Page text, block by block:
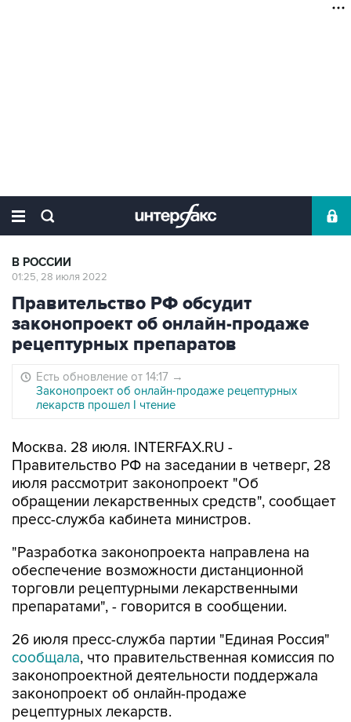
В РОССИИ
01:25, 28 июля 2022
Правительство РФ обсудит
законопроект об онлайн-продаже
рецептурных препаратов
Есть обновление от 14:17 →
Законопроект об онлайн-продаже рецептурных
лекарств прошел I чтение
Москва. 28 июля. INTERFAX.RU -
Правительство РФ на заседании в четверг, 28
июля рассмотрит законопроект "Об
обращении лекарственных средств", сообщает
пресс-служба кабинета министров.
"Разработка законопроекта направлена на
обеспечение возможности дистанционной
торговли рецептурными лекарственными
препаратами", - говорится в сообщении.
26 июля пресс-служба партии "Единая Россия"
сообщала, что правительственная комиссия по
законопроектной деятельности поддержала
законопроект об онлайн-продаже
рецептурных лекарств.